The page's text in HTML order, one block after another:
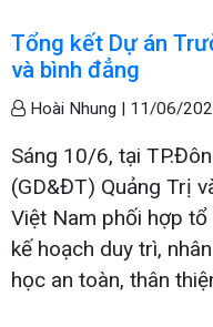
Tổng kết Dự án
và bình đẳng
Hoài Nhung | 11/06/
Sáng 10/6, tại
(GD&ĐT) Quảng Trị
Việt Nam phối hợp
kế hoạch duy trì,
học an toàn, thân